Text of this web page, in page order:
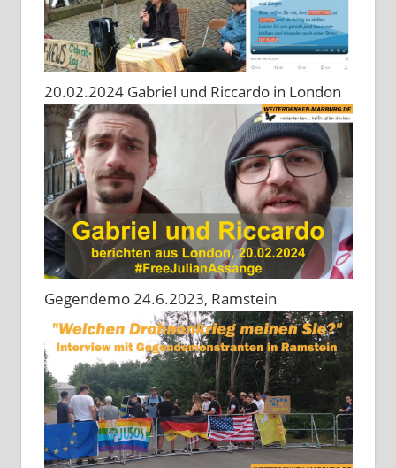
20.02.2024 Gabriel und Riccardo in London
Gegendemo 24.6.2023, Ramstein